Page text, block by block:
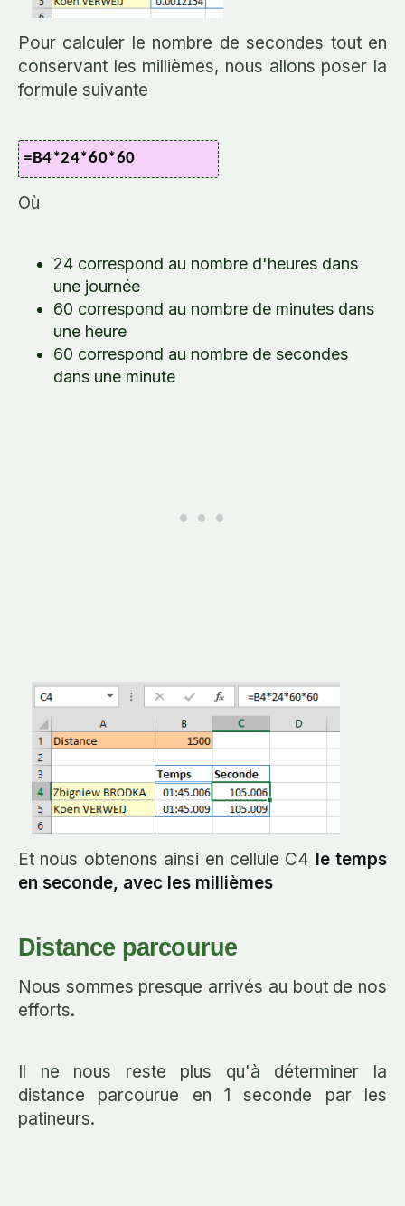
Pour calculer le nombre de secondes tout en
conservant les millièmes, nous allons poser la
formule suivante
=B4*24*60*60
Où
24 correspond au nombre d'heures dans
une journée
60 correspond au nombre de minutes dans
une heure
60 correspond au nombre de secondes
dans une minute
Et nous obtenons ainsi en cellule C4 le temps
en seconde, avec les millièmes
Distance parcourue
Nous sommes presque arrivés au bout de nos
efforts.
Il ne nous reste plus qu'à déterminer la
distance parcourue en 1 seconde par les
patineurs.